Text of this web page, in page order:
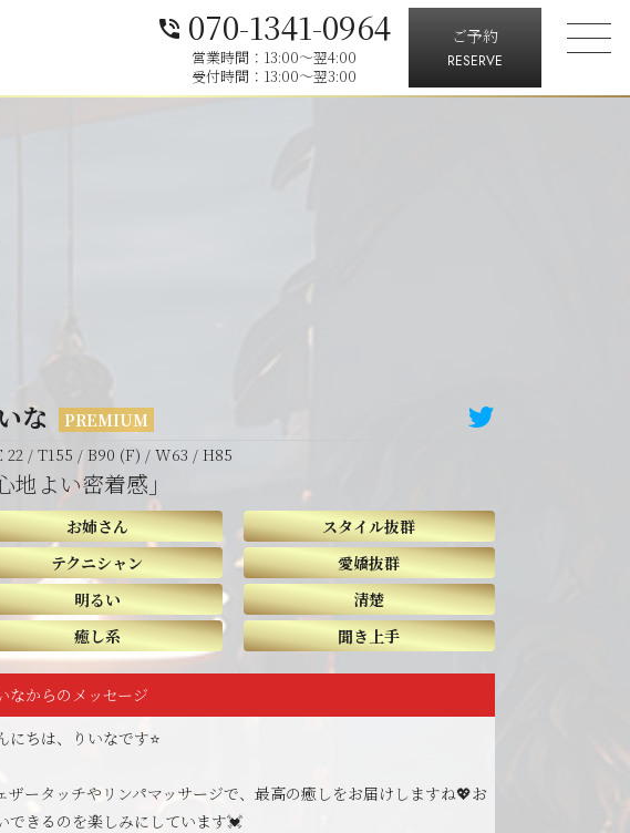
phone_in_talk 070-1341-0964
営業時間：13:00～翌4:00
受付時間：13:00～翌3:00
ご予約
RESERVE
な
PREMIUM
22 / T155 / B90 (F) / W63 / H85
地よい密着感」
お姉さん
スタイル抜群
テクニシャン
愛嬌抜群
明るい
清楚
癒し系
聞き上手
なからのメッセージ
にちは、りいなです⭐️
ザータッチやリンパマッサージで、最高の癒しをお届けしますね💖お
できるのを楽しみにしています💓